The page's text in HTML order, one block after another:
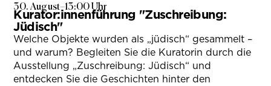
30. August–13:00 Uhr
Kurator:innenführung "Zuschreibung:
Jüdisch"
Welche Objekte wurden als „jüdisch“ gesammelt –
und warum? Begleiten Sie die Kuratorin durch die
Ausstellung „Zuschreibung: Jüdisch“ und
entdecken Sie die Geschichten hinter den